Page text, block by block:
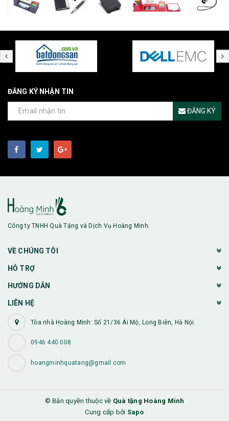
ĐĂNG KÝ NHẬN TIN
ĐĂNG KÝ
Công ty TNHH Quà Tặng và Dịch Vụ Hoàng Minh.
VỀ CHÚNG TÔI
HỖ TRỢ
HƯỚNG DẪN
LIÊN HỆ
Tòa nhà Hoàng Minh: Số 21/36 Ái Mộ, Long Biên, Hà Nội.
0946 440 008
hoangminhquatang@gmail.com
© Bản quyền thuộc về Quà tặng Hoàng Minh
Cung cấp bởi Sapo